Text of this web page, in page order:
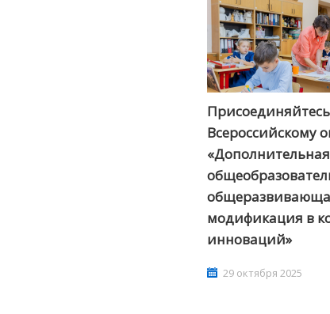
Всероссийскому
«Дополнительная
модификация в
инноваций»
29 октября 2025